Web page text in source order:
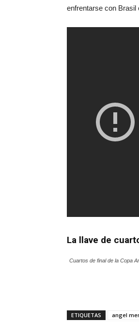
enfrentarse con Brasil
La llave de
Cuartos de final de la Copa
ETIQUETAS angel